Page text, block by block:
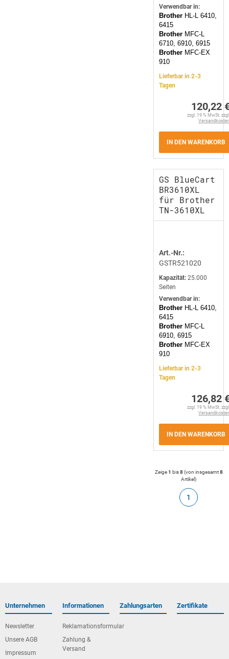
Verwendbar in:
Brother HL-L 6410,
6415
Brother MFC-L
6710, 6910, 6915
Brother MFC-EX
910
Lieferbar in 2-3
Tagen
120,22
zzgl. 19 % MwSt.
IN DEN WARENKORB
GS BlueCart
BR3610XL
für Brother
TN-3610XL
Art.-Nr.:
GSTR521020
Kapazität: 25.000
Seiten
Verwendbar in:
Brother HL-L 6410,
6415
Brother MFC-L
6910, 6915
Brother MFC-EX
910
Lieferbar in 2-3
Tagen
126,82
zzgl. 19 % MwSt.
IN DEN WARENKORB
Zeige1 bis8(von insgesamt8
Artikel)
1
Unternehmen
Newsletter
Unsere AGB
Impressum
Informationen
Reklamationsformular
Zahlung &
Versand
Zahlungsarten Zertifikate